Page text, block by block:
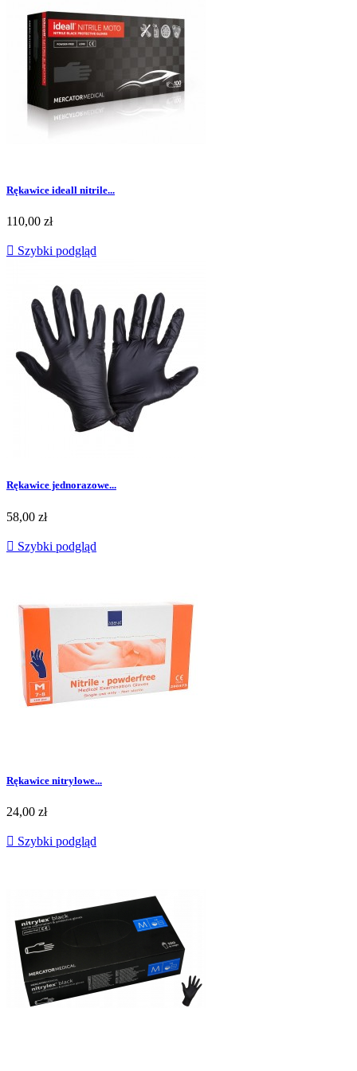
Rękawice ideall nitrile...
Cena
110,00 zł
 Szybki podgląd
Rękawice jednorazowe...
Cena
58,00 zł
 Szybki podgląd
Rękawice nitrylowe...
Cena
24,00 zł
 Szybki podgląd